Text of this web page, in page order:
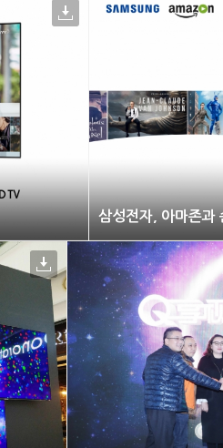
삼성전자, 아마존과